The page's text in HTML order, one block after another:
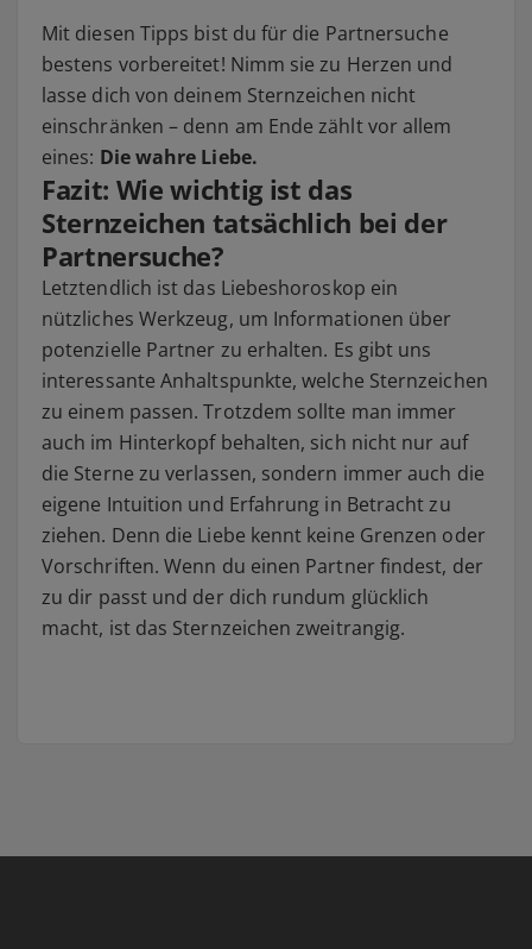
Mit diesen Tipps bist du für die Partnersuche
bestens vorbereitet! Nimm sie zu Herzen und
lasse dich von deinem Sternzeichen nicht
einschränken – denn am Ende zählt vor allem
eines: Die wahre Liebe.
Fazit: Wie wichtig ist das
Sternzeichen tatsächlich bei der
Partnersuche?
Letztendlich ist das Liebeshoroskop ein
nützliches Werkzeug, um Informationen über
potenzielle Partner zu erhalten. Es gibt uns
interessante Anhaltspunkte, welche Sternzeichen
zu einem passen. Trotzdem sollte man immer
auch im Hinterkopf behalten, sich nicht nur auf
die Sterne zu verlassen, sondern immer auch die
eigene Intuition und Erfahrung in Betracht zu
ziehen. Denn die Liebe kennt keine Grenzen oder
Vorschriften. Wenn du einen Partner findest, der
zu dir passt und der dich rundum glücklich
macht, ist das Sternzeichen zweitrangig.